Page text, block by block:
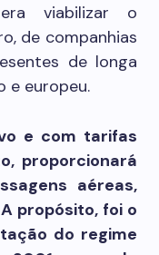
viabilizar o
de companhias
de longa
e europeu.
e com tarifas
proporcionará
aéreas,
propósito, foi o
do regime